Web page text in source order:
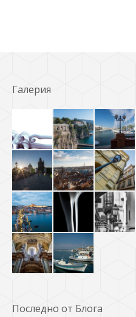
Галерия
Последно от Блога